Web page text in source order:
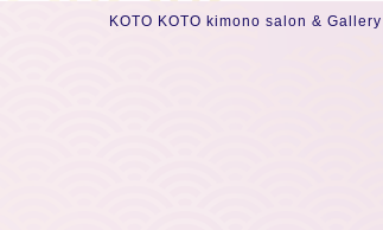
KOTO KOTO kimono salon & Gallery